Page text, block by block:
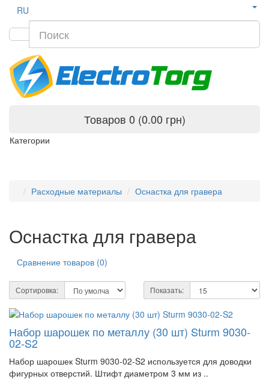
RU
Товаров 0 (0.00 грн)
Категории
Расходные материалы Оснастка для гравера
Оснастка для гравера
Сравнение товаров (0)
Сортировка: Показать:
Набор шарошек по металлу (30 шт) Sturm 9030-
02-S2
Набор шарошек Sturm 9030-02-S2 используется для доводки
фигурных отверстий. Штифт диаметром 3 мм из ..